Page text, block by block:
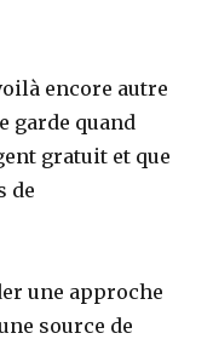
encore autre
garde quand
gratuit et que
de
une approche
source de